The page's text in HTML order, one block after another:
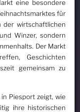
eine besondere
für
wirtschaftlichen
Winzer, sondern
Der Markt
Geschichten
gemeinsam zu
Piesport zeigt, wie
ihre historischen